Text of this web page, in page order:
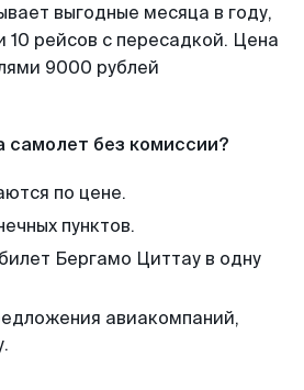
выгодные месяца в году,
рейсов с пересадкой. Цена
9000 рублей
самолет без комиссии?
по цене.
пунктов.
Бергамо Циттау в одну
авиакомпаний,